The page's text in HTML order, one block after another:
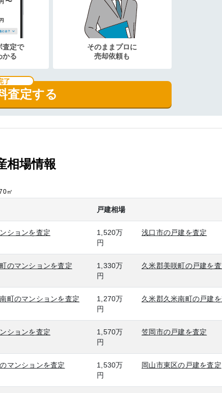
査定で
かる
そのままプロに
売却依頼も
査定する
了
相場情報
㎡
戸建相場
ションを査定
1,520万
円
浅口市の戸建を査定
のマンションを査定
1,330万
円
久米郡美咲町の戸建を
町のマンションを査定
1,270万
円
久米郡久米南町の戸建
ションを査定
1,570万
円
笠岡市の戸建を査定
マンションを査定
1,530万
円
岡山市東区の戸建を査定